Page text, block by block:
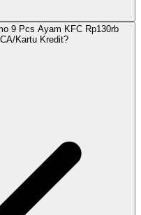
9 Pcs Ayam KFC Rp130rb
Kartu Kredit?